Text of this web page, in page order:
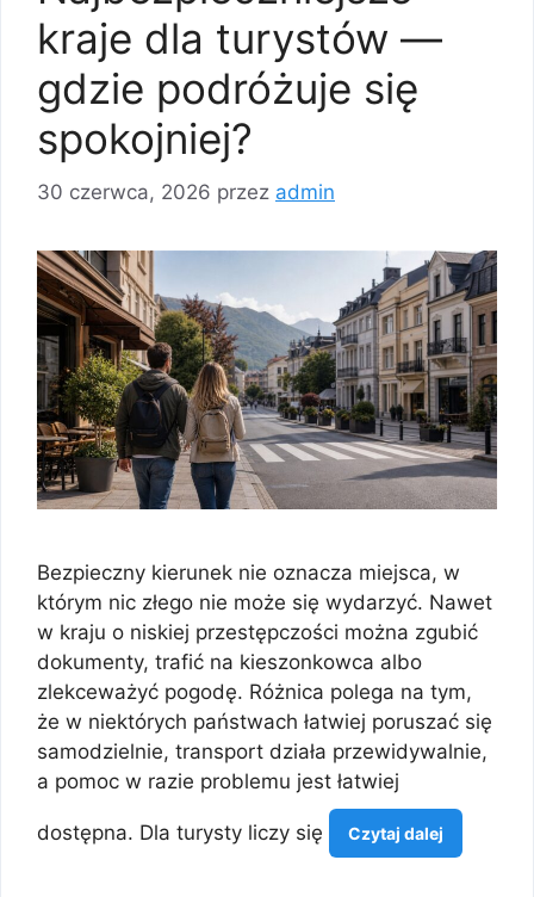
kraje dla turystów —
gdzie podróżuje się
spokojniej?
30 czerwca, 2026 przez admin
Bezpieczny kierunek nie oznacza miejsca, w
którym nic złego nie może się wydarzyć. Nawet
w kraju o niskiej przestępczości można zgubić
dokumenty, trafić na kieszonkowca albo
zlekceważyć pogodę. Różnica polega na tym,
że w niektórych państwach łatwiej poruszać się
samodzielnie, transport działa przewidywalnie,
a pomoc w razie problemu jest łatwiej
dostępna. Dla turysty liczy się Czytaj dalej